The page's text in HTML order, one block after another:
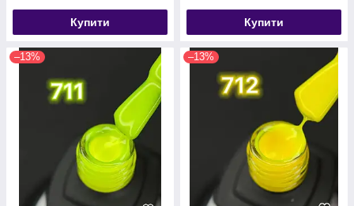
Купити Купити
–13% –13%